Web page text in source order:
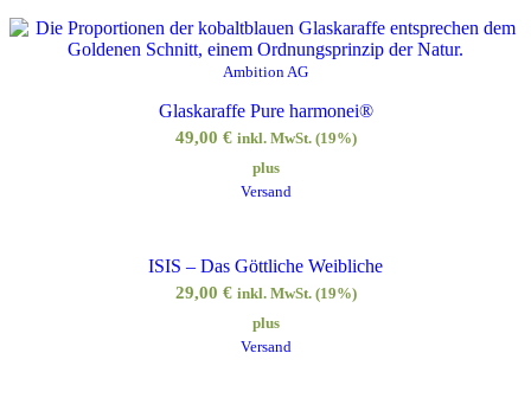
Ambition AG
Glaskaraffe Pure harmonei®
49,00 € inkl. MwSt. (19%)
plus
Versand
ISIS – Das Göttliche Weibliche
29,00 € inkl. MwSt. (19%)
plus
Versand